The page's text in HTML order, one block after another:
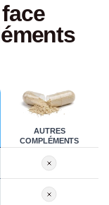
AUTRES
COMPLÉMENTS